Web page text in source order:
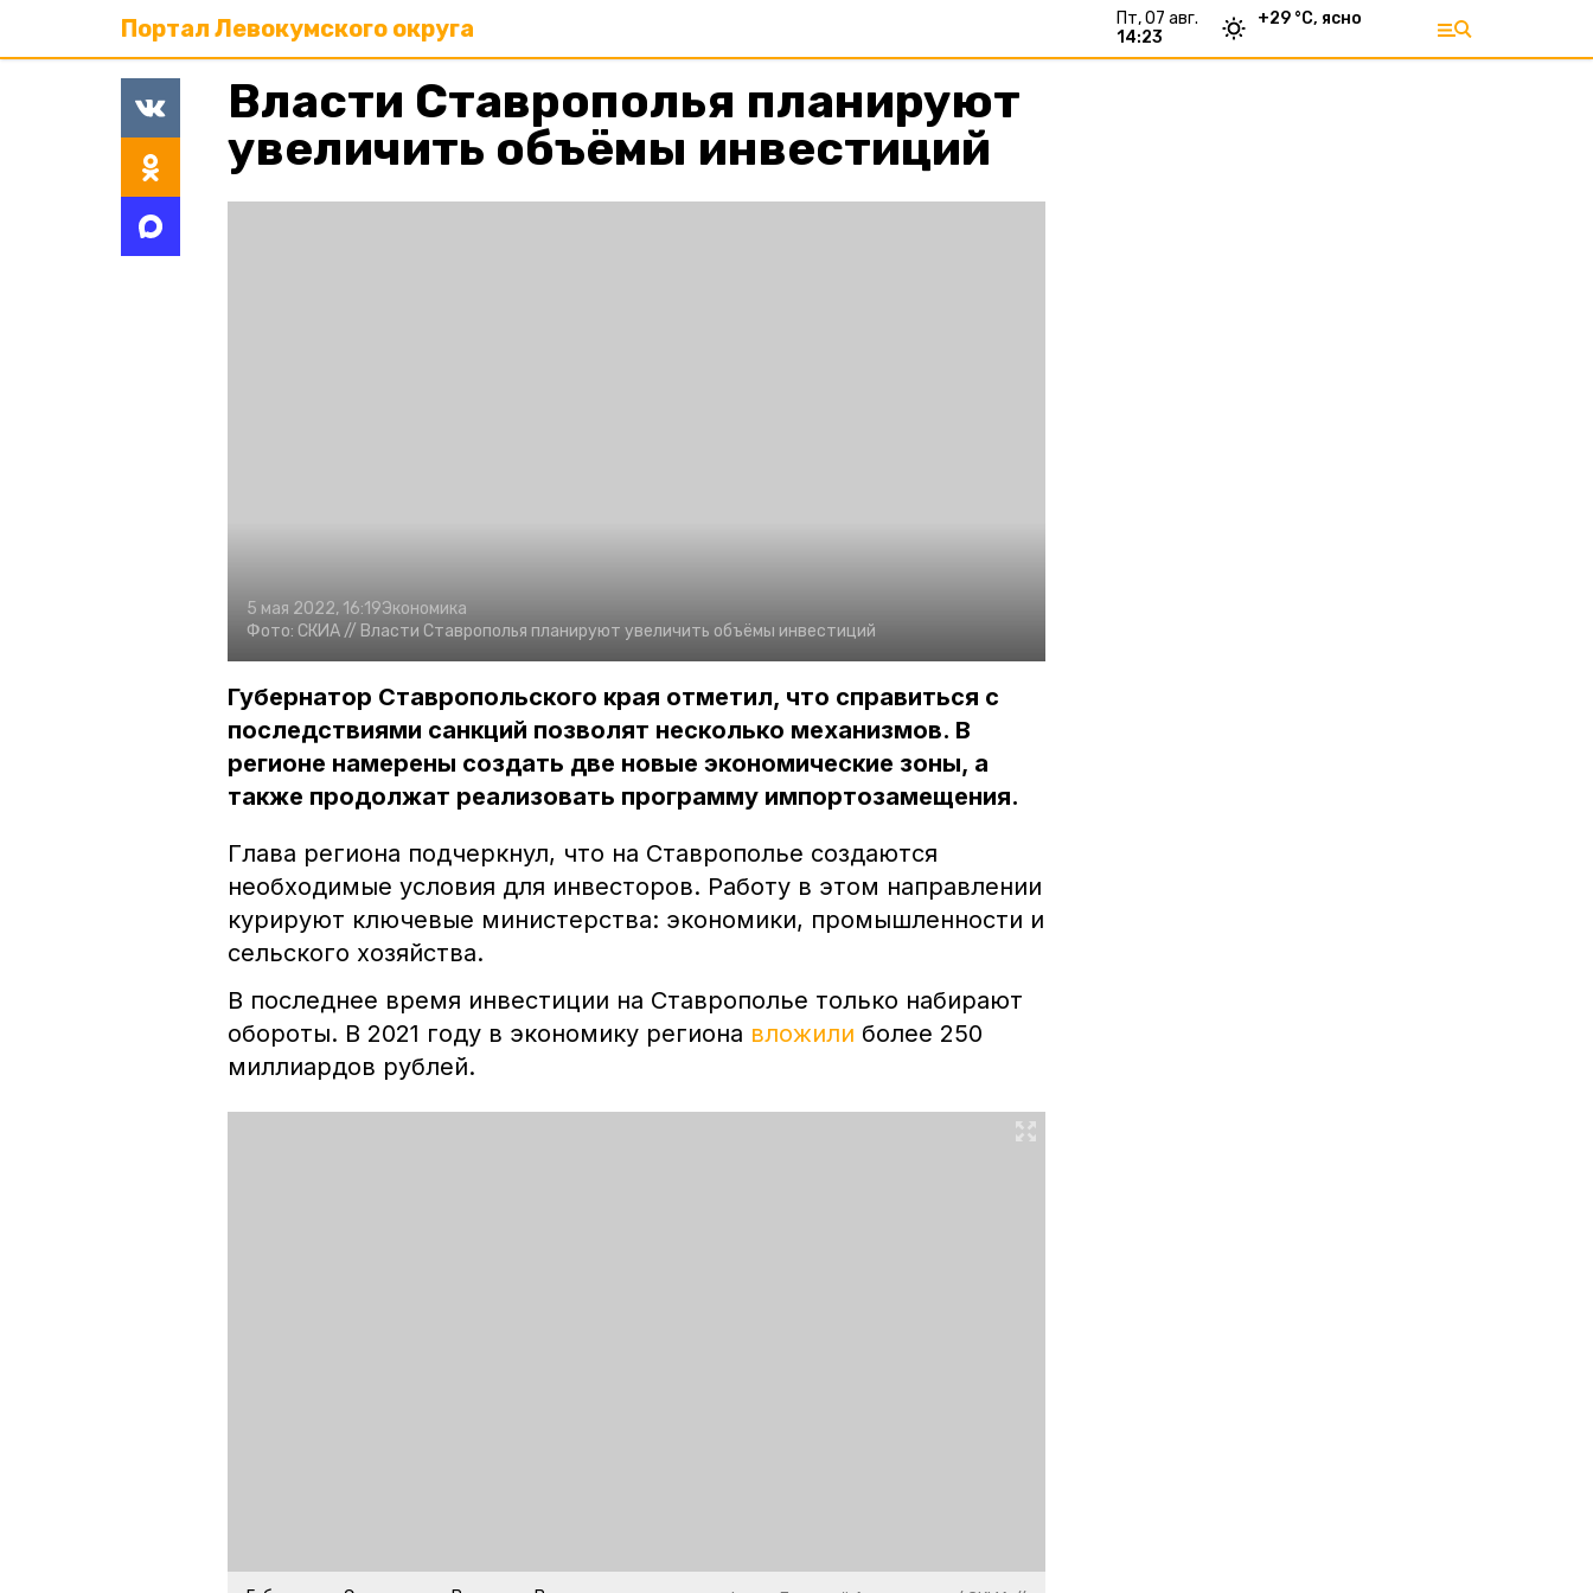
Портал Левокумского округа
пт, 07 авг.
14:23
+29 °С, ясно
Власти Ставрополья планируют
увеличить объёмы инвестиций
5 мая 2022, 16:19Экономика
Фото: СКИА // Власти Ставрополья планируют увеличить объёмы инвестиций
Губернатор Ставропольского края отметил, что справиться с
последствиями санкций позволят несколько механизмов. В
регионе намерены создать две новые экономические зоны, а
также продолжат реализовать программу импортозамещения.
Глава региона подчеркнул, что на Ставрополье создаются
необходимые условия для инвесторов. Работу в этом направлении
курируют ключевые министерства: экономики, промышленности и
сельского хозяйства.
В последнее время инвестиции на Ставрополье только набирают
обороты. В 2021 году в экономику региона вложили более 250
миллиардов рублей.